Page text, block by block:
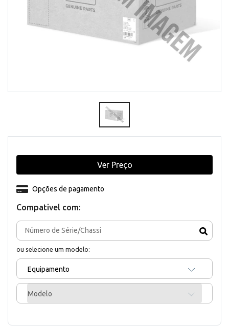
Compativel com:
ou selecione um modelo:
Equipamento
Modelo
Opções de pagamento
Ver Preço